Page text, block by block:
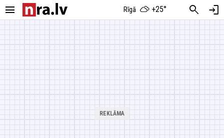
menu Rīgā +25° search login